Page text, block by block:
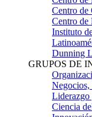
Centro de
Centro de
Instituto
Dunning
GRUPOS DE
Negocios,
Liderazgo
Ciencia